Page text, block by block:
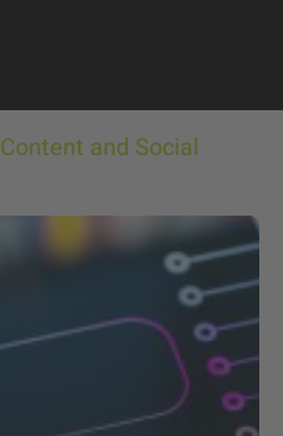
Content and Social